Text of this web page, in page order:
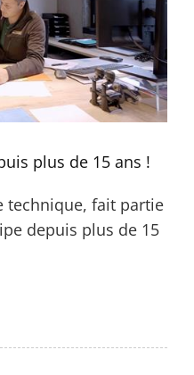
plus de 15 ans !
technique, fait partie
depuis plus de 15